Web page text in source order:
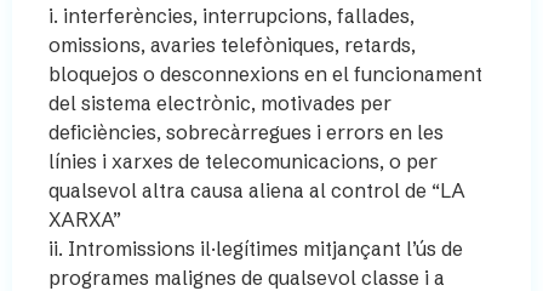
i. interferències, interrupcions, fallades,
omissions, avaries telefòniques, retards,
bloquejos o desconnexions en el funcionament
del sistema electrònic, motivades per
deficiències, sobrecàrregues i errors en les
línies i xarxes de telecomunicacions, o per
qualsevol altra causa aliena al control de “LA
XARXA”
ii. Intromissions il·legítimes mitjançant l’ús de
programes malignes de qualsevol classe i a